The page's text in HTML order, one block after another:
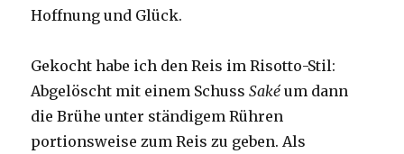
Hoffnung und Glück.
Gekocht habe ich den Reis im Risotto-Stil:
Abgelöscht mit einem SchussSakéum dann
die Brühe unter ständigem Rühren
portionsweise zum Reis zu geben. Als